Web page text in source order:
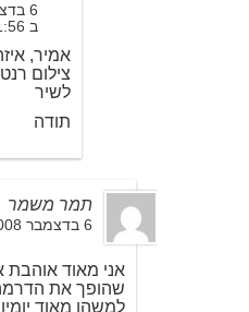
ב 21:56
אמיר,
צילום
לשיר
תודה
תמר משמר
6 בדצמבר 2008 ב 22:04
אני מאוד אוהבת
שהופך את
למשהו מאוד